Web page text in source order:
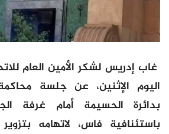
غاب إدريس لشكر الأمين العام
اليوم الإثنين، عن جلسة
بدائرة الحسيمة أمام غرفة
باستئنافية فاس، لاتهامه